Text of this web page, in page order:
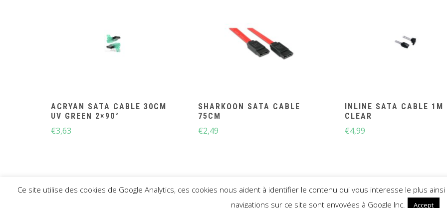
ACRYAN SATA CABLE 30CM
UV GREEN 2×90°
€3,63
SHARKOON SATA CABLE
75CM
€2,49
INLINE SATA CABLE 1M
CLEAR
€4,99
THEME: SHOP ELITE BY
Ce site utilise des cookies de Google Analytics, ces cookies nous aident à identifier le contenu qui vous interesse le plus
navigations sur ce site sont envoyées à Google Inc.
Accept